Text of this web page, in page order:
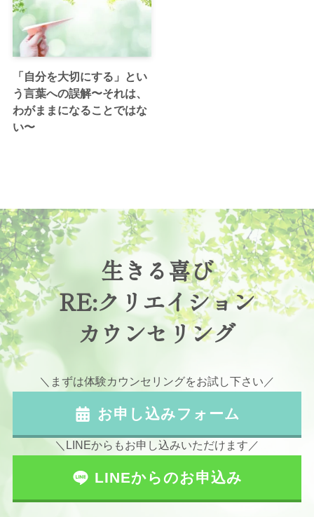
「自分を大切にする」とい
う言葉への誤解〜それは、
わがままになることではな
い〜
生きる喜び
RE:クリエイション
カウンセリング
＼まずは体験カウンセリングをお試し下さい／
お申し込みフォーム
＼LINEからもお申し込みいただけます／
LINEからのお申込み